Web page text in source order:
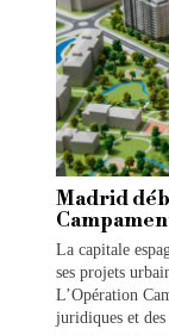
Madrid
La capitale
ses projets
L’Opération
juridiques et